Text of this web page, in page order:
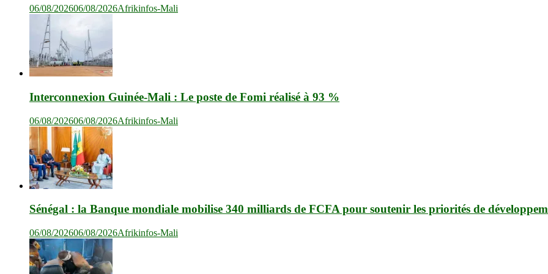
06/08/202606/08/2026Afrikinfos-Mali
Interconnexion Guinée-Mali : Le poste de Fomi réalisé à 93 %
06/08/202606/08/2026Afrikinfos-Mali
Sénégal : la Banque mondiale mobilise 340 milliards de FCFA pour soutenir les priorités de
06/08/202606/08/2026Afrikinfos-Mali